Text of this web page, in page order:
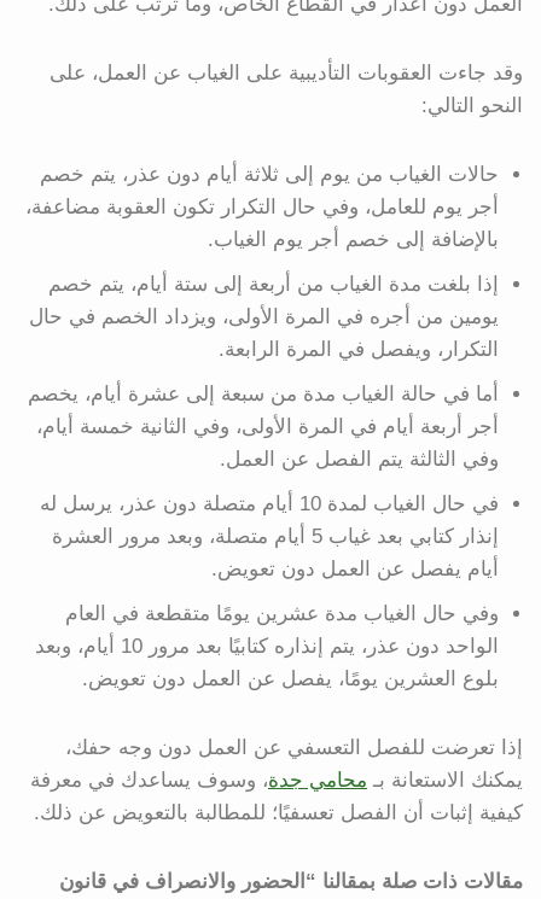
وقد جاءت العقوبات التأديبية على الغياب عن العمل، على
النحو التالي:
حالات الغياب من يوم إلى ثلاثة أيام دون عذر، يتم خصم
أجر يوم للعامل، وفي حال التكرار تكون العقوبة مضاعفة،
بالإضافة إلى خصم أجر يوم الغياب.
إذا بلغت مدة الغياب من أربعة إلى ستة أيام، يتم خصم
يومين من أجره في المرة الأولى، ويزداد الخصم في حال
التكرار، ويفصل في المرة الرابعة.
أما في حالة الغياب مدة من سبعة إلى عشرة أيام، يخصم
أجر أربعة أيام في المرة الأولى، وفي الثانية خمسة أيام،
وفي الثالثة يتم الفصل عن العمل.
في حال الغياب لمدة 10 أيام متصلة دون عذر، يرسل له
إنذار كتابي بعد غياب 5 أيام متصلة، وبعد مرور العشرة
أيام يفصل عن العمل دون تعويض.
وفي حال الغياب مدة عشرين يومًا متقطعة في العام
الواحد دون عذر، يتم إنذاره كتابيًا بعد مرور 10 أيام، وبعد
بلوع العشرين يومًا، يفصل عن العمل دون تعويض.
إذا تعرضت للفصل التعسفي عن العمل دون وجه حفك،
يمكنك الاستعانة بـ محامي جدة، وسوف يساعدك في معرفة
كيفية إثبات أن الفصل تعسفيًا؛ للمطالبة بالتعويض عن ذلك.
مقالات ذات صلة بمقالنا “الحضور والانصراف في قانون